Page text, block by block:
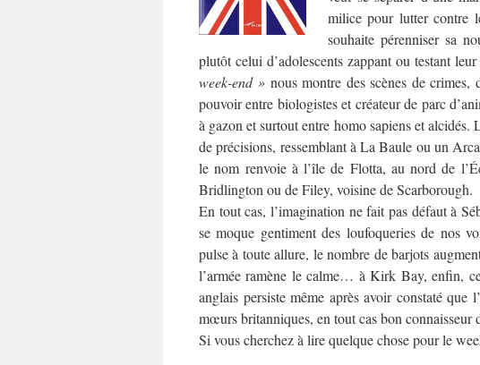
milice pour lutter contre
souhaite pérenniser sa
plutôt celui d’adolescents zappant ou testant
week-end » nous montre des scènes de
pouvoir entre biologistes et créateur de parc
à gazon et surtout entre homo sapiens et
de précisions, ressemblant à La Baule ou un
le nom renvoie à l’île de Flotta, au nord de
Bridlington ou de Filey, voisine de Scarborough.
En tout cas, l’imagination ne fait pas défaut à
se moque gentiment des loufoqueries de nos
pulse à toute allure, le nombre de barjots
l’armée ramène le calme… à Kirk Bay, enfin,
anglais persiste même après avoir constaté que
mœurs britanniques, en tout cas bon connaisseur
Si vous cherchez à lire quelque chose pour le